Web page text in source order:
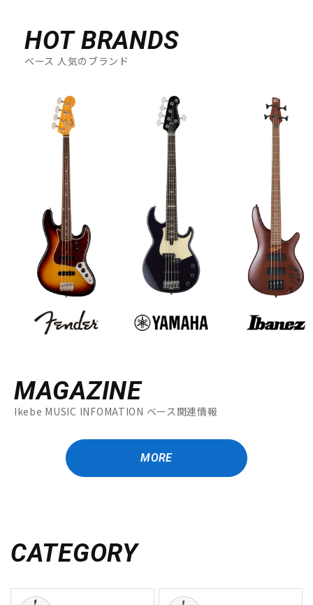
HOT BRANDS
ベース 人気のブランド
MAGAZINE
Ikebe MUSIC INFOMATION ベース関連情報
MORE
CATEGORY